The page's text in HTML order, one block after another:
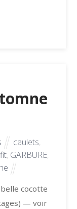
caulets,
, GARBURE,
cocotte
— voir